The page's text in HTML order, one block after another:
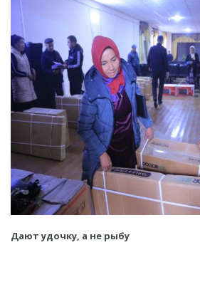
Дают удочку, а не рыбу